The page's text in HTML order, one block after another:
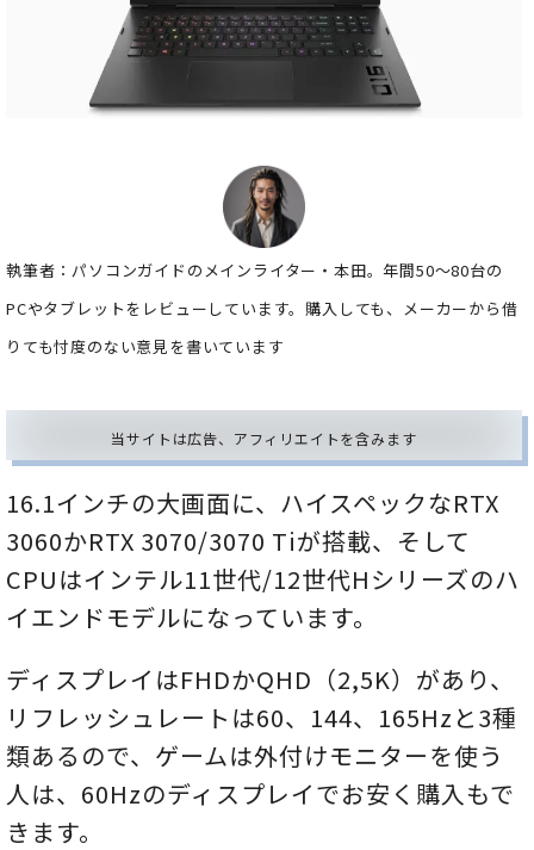
執筆者：パソコンガイドのメインライター・本田。年間50～80台の
PCやタブレットをレビューしています。購入しても、メーカーから借
りても忖度のない意見を書いています
当サイトは広告、アフィリエイトを含みます
16.1インチの大画面に、ハイスペックなRTX
3060かRTX 3070/3070 Tiが搭載、そして
CPUはインテル11世代/12世代Hシリーズのハ
イエンドモデルになっています。
ディスプレイはFHDかQHD（2,5K）があり、
リフレッシュレートは60、144、165Hzと3種
類あるので、ゲームは外付けモニターを使う
人は、60Hzのディスプレイでお安く購入もで
きます。